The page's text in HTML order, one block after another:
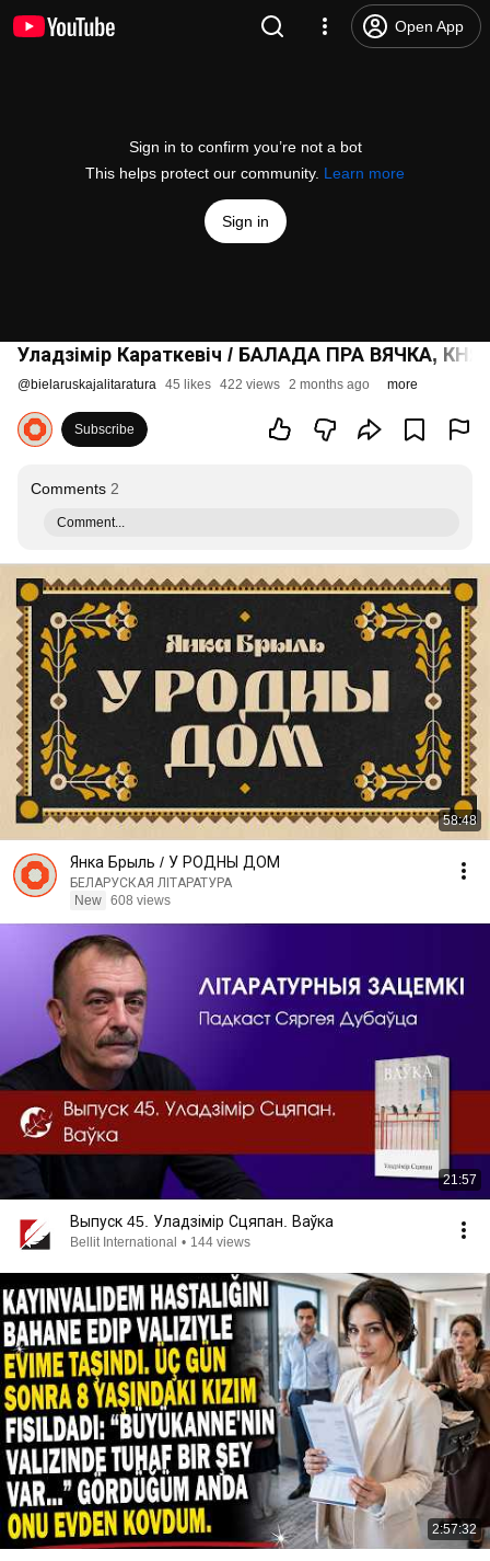
Open App
Sign in to confirm you’re not a bot
This helps protect our community. Learn more
Sign in
Уладзімір Караткевіч / БАЛАДА ПРА ВЯЧКА,
@bielaruskajalitaratura 45 likes 422 views 2 months ago more
Subscribe
Comments 2
Comment...
58:48
Янка Брыль / У РОДНЫ ДОМ
БЕЛАРУСКАЯ ЛІТАРАТУРА
New 608 views
21:57
Выпуск 45. Уладзімір Сцяпан. Ваўка
Bellit International • 144 views
2:57:32